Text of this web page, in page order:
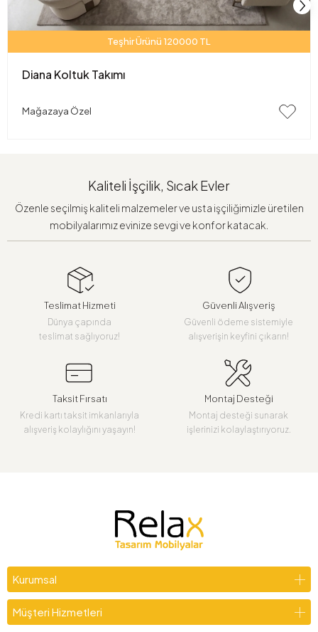
Teşhir Ürünü 120000 TL
Diana Koltuk Takımı
Mağazaya Özel
Kaliteli İşçilik, Sıcak Evler
Özenle seçilmiş kaliteli malzemeler ve usta işçiliğimizle üretilen
mobilyalarımız evinize sevgi ve konfor katacak.
Teslimat Hizmeti
Dünya çapında
teslimat sağlıyoruz!
Güvenli Alışveriş
Güvenli ödeme sistemiyle
alışverişin keyfini çıkarın!
Taksit Fırsatı
Kredi kartı taksit imkanlarıyla
alışveriş kolaylığını yaşayın!
Montaj Desteği
Montaj desteği sunarak
işlerinizi kolaylaştırıyoruz.
Kurumsal
Müşteri Hizmetleri